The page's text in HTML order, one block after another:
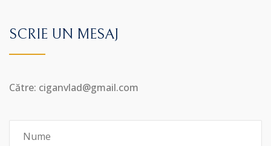
SCRIE UN MESAJ
Către: ciganvlad@gmail.com